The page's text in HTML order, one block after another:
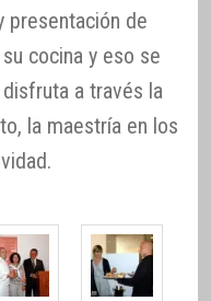
presentación de
cocina y eso se
a través la
la maestría en los